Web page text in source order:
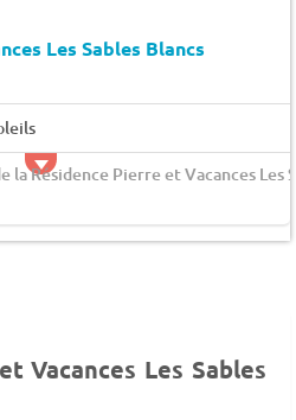
Les Sables Blancs
la Résidence Pierre et Vacances Les
Vacances Les Sables